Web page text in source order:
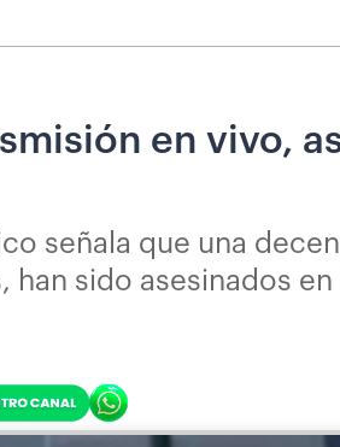
en vivo,
señala que una
han sido asesinados